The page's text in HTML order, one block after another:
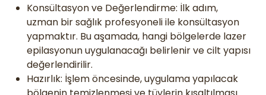
Konsültasyon ve Değerlendirme: İlk adım,
uzman bir sağlık profesyoneli ile konsültasyon
yapmaktır. Bu aşamada, hangi bölgelerde lazer
epilasyonun uygulanacağı belirlenir ve cilt yapısı
değerlendirilir.
Hazırlık: İşlem öncesinde, uygulama yapılacak